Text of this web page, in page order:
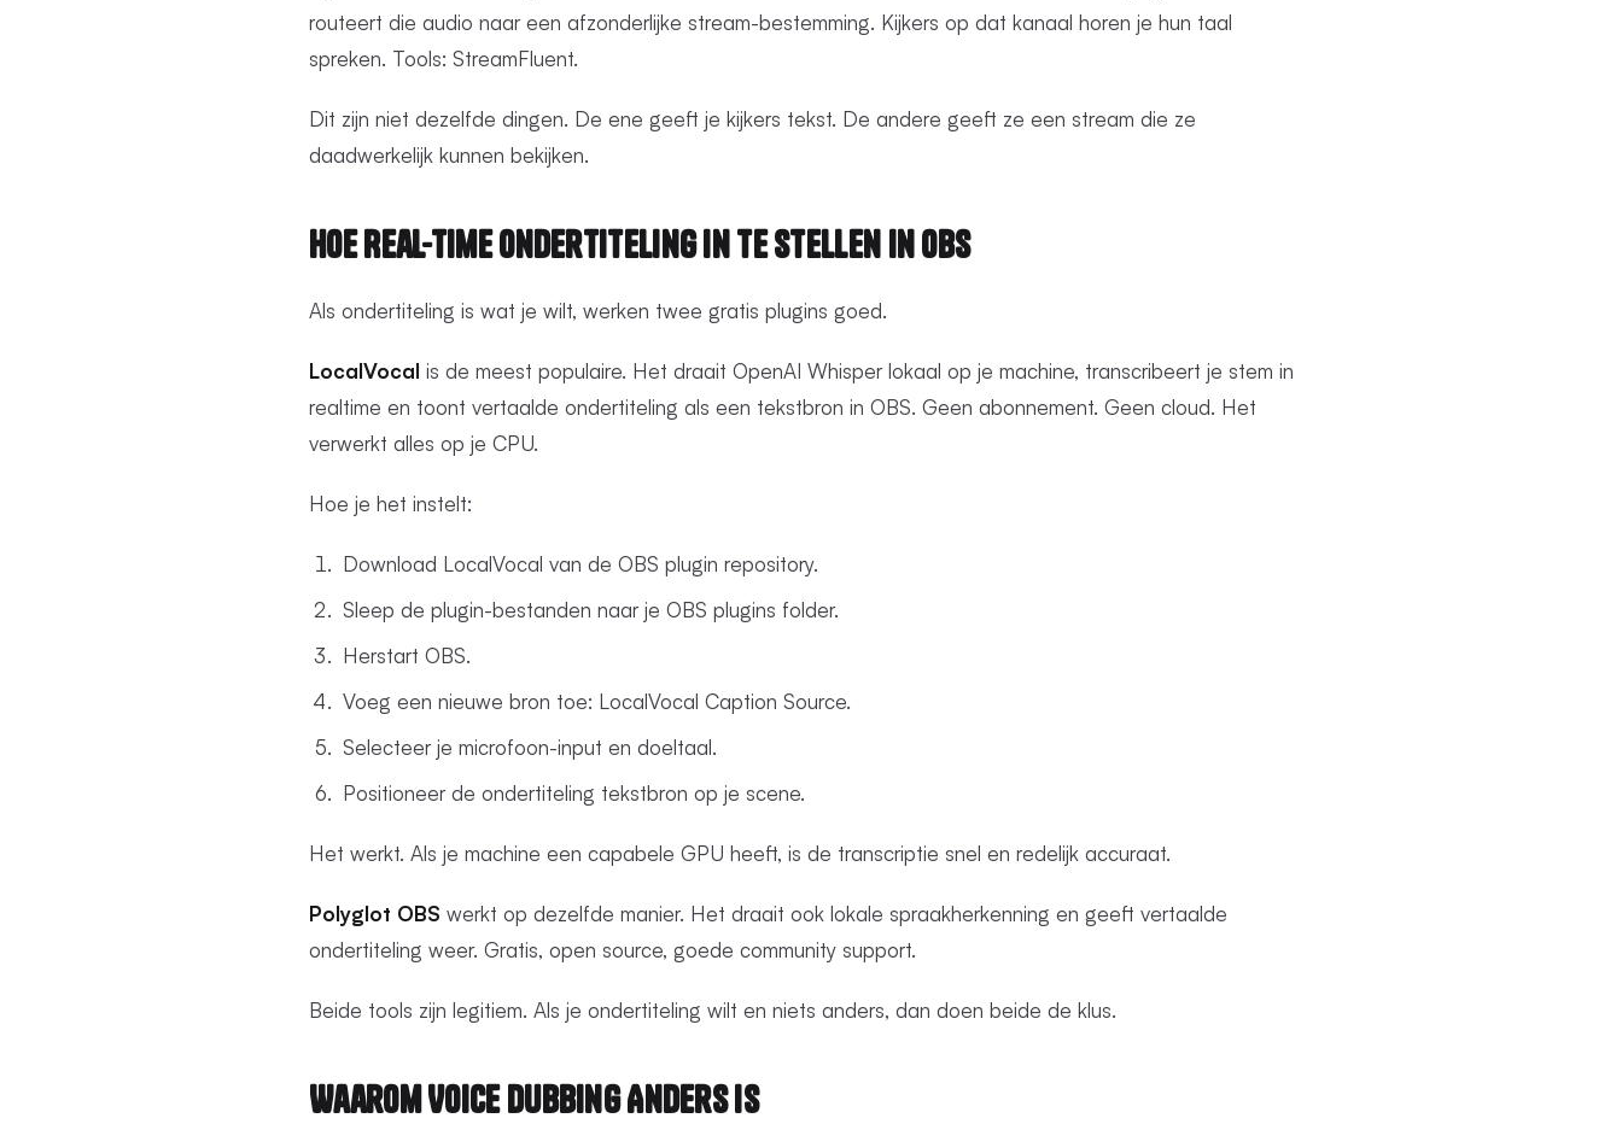
routeert die audio naar een afzonderlijke stream-bestemming. Kijkers op dat kanaal horen je hun taal
spreken. Tools: StreamFluent.
Dit zijn niet dezelfde dingen. De ene geeft je kijkers tekst. De andere geeft ze een stream die ze
daadwerkelijk kunnen bekijken.
Hoe Real-Time Ondertiteling in te Stellen in OBS
Als ondertiteling is wat je wilt, werken twee gratis plugins goed.
LocalVocal is de meest populaire. Het draait OpenAI Whisper lokaal op je machine, transcribeert je stem in
realtime en toont vertaalde ondertiteling als een tekstbron in OBS. Geen abonnement. Geen cloud. Het
verwerkt alles op je CPU.
Hoe je het instelt:
Download LocalVocal van de OBS plugin repository.
Sleep de plugin-bestanden naar je OBS plugins folder.
Herstart OBS.
Voeg een nieuwe bron toe: LocalVocal Caption Source.
Selecteer je microfoon-input en doeltaal.
Positioneer de ondertiteling tekstbron op je scene.
Het werkt. Als je machine een capabele GPU heeft, is de transcriptie snel en redelijk accuraat.
Polyglot OBS werkt op dezelfde manier. Het draait ook lokale spraakherkenning en geeft vertaalde
ondertiteling weer. Gratis, open source, goede community support.
Beide tools zijn legitiem. Als je ondertiteling wilt en niets anders, dan doen beide de klus.
Waarom Voice Dubbing Anders Is